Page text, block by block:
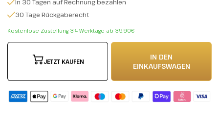
in 30 Tagen auf Rechnung bezahlen
30 Tage Rückgaberecht
Kostenlose Zustellung 3-4 Werktage ab 39,90€
JETZT KAUFEN
IN DEN
EINKAUFSWAGEN